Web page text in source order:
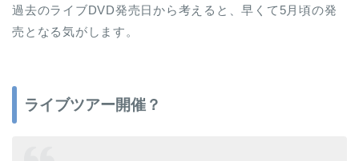
過去のライブDVD発売日から考えると、早くて5月頃の発
売となる気がします。
ライブツアー開催？